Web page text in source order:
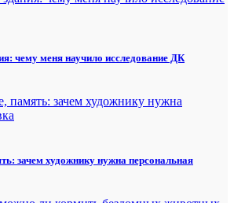
чему меня научило исследование ДК
зачем художнику нужна персональная